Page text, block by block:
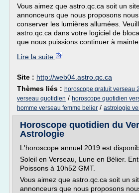
Vous aimez que astro.qc.ca soit un
annonceurs que nous proposons
conserver les lumières allumées.
astro.qc.ca dans votre logiciel de
que nous puissions continuer à
Lire la suite
Site : http://web04.astro.qc.ca
Thèmes liés : horoscope gratuit verseau
verseau quotidien / horoscope quotidien
homme verseau femme belier / astrologie
Horoscope quotidien du
Astrologie
L'horoscope annuel 2019 est
Soleil en Verseau, Lune en Bélier.
Poissons à 10h52 GMT.
Vous aimez que astro.qc.ca soit un
annonceurs que nous proposons